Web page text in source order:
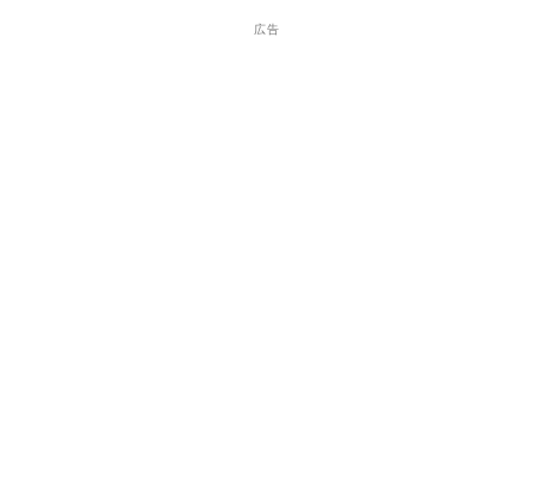
広告